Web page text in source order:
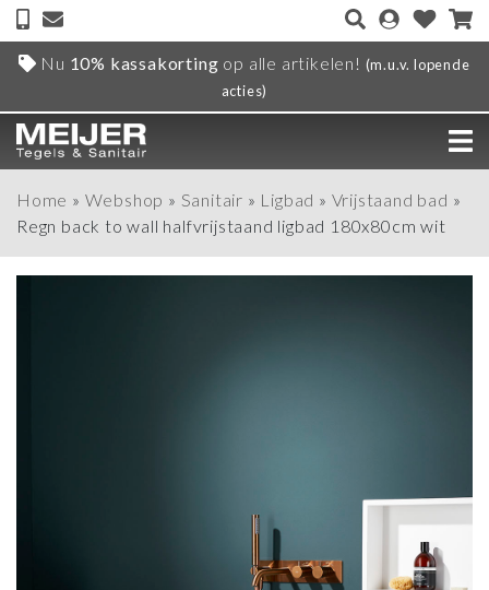
Nu 10% kassakorting op alle artikelen! (m.u.v. lopende
acties)
Home » Webshop » Sanitair » Ligbad » Vrijstaand bad »
Regn back to wall halfvrijstaand ligbad 180x80cm wit